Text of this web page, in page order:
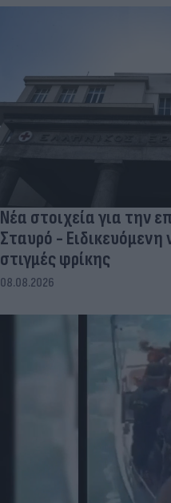
Νέα στοιχεία για την
Σταυρό -
στιγμές φρίκης
08.08.2026